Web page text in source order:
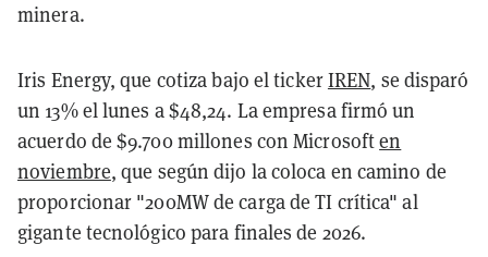
minera.
Iris Energy, que cotiza bajo el tickerIREN, se disparó
un 13% el lunes a $48,24. La empresa firmó un
acuerdo de $9.700 millones con Microsoften
noviembre, que según dijo la coloca en camino de
proporcionar "200MW de carga de TI crítica" al
gigante tecnológico para finales de 2026.